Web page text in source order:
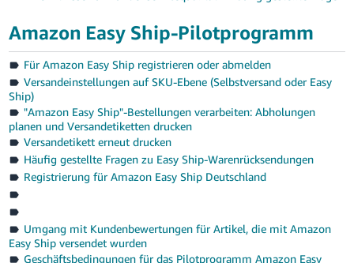
Amazon Easy Ship-Pilotprogramm
Für Amazon Easy Ship registrieren oder abmelden
Versandeinstellungen auf SKU-Ebene (Selbstversand oder Easy
Ship)
"Amazon Easy Ship"-Bestellungen verarbeiten: Abholungen
planen und Versandetiketten drucken
Versandetikett erneut drucken
Häufig gestellte Fragen zu Easy Ship-Warenrücksendungen
Registrierung für Amazon Easy Ship Deutschland
Umgang mit Kundenbewertungen für Artikel, die mit Amazon
Easy Ship versendet wurden
Geschäftsbedingungen für das Pilotprogramm Amazon Easy